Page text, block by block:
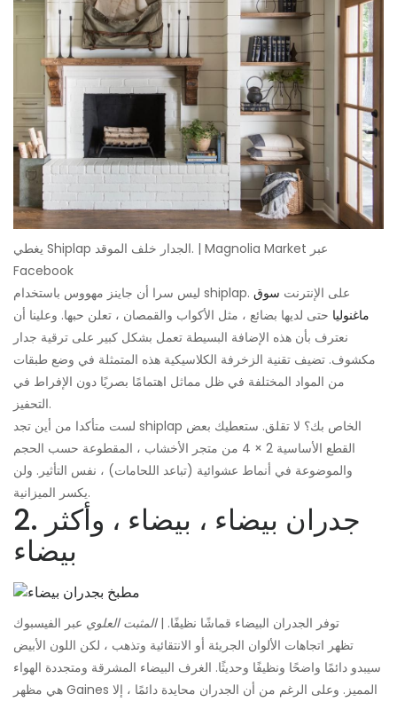
يغطي Shiplap الجدار خلف الموقد. | Magnolia Market عبر
Facebook
ليس سرا أن جاينز مهووس باستخدام shiplap. على الإنترنت سوق
ماغنوليا حتى لديها بضائع ، مثل الأكواب والقمصان ، تعلن حبها. وعلينا أن
نعترف بأن هذه الإضافة البسيطة تعمل بشكل كبير على ترقية جدار
مكشوف. تضيف تقنية الزخرفة الكلاسيكية هذه المتمثلة في وضع طبقات
من المواد المختلفة في ظل مماثل اهتمامًا بصريًا دون الإفراط في
التحفيز.
لست متأكدا من أين تجد shiplap الخاص بك؟ لا تقلق. ستعطيك بعض
القطع الأساسية 2 × 4 من متجر الأخشاب ، المقطوعة حسب الحجم
والموضوعة في أنماط عشوائية (تباعد اللحامات) ، نفس التأثير. ولن
يكسر الميزانية.
2. جدران بيضاء ، بيضاء ، وأكثر
بيضاء
توفر الجدران البيضاء قماشًا نظيفًا. |المثبت العلوي عبر الفيسبوك
تظهر اتجاهات الألوان الجريئة أو الانتقائية وتذهب ، لكن اللون الأبيض
سيبدو دائمًا واضحًا ونظيفًا وحديثًا. الغرف البيضاء المشرقة ومتجددة الهواء
هي مظهر Gaines المميز. وعلى الرغم من أن الجدران محايدة دائمًا ، إلا